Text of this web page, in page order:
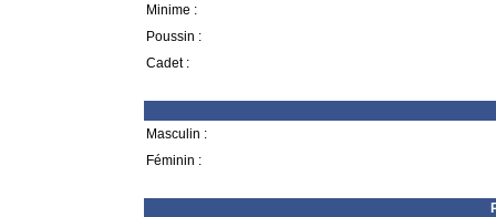
Minime :
Poussin :
Cadet :
Masculin :
Féminin :